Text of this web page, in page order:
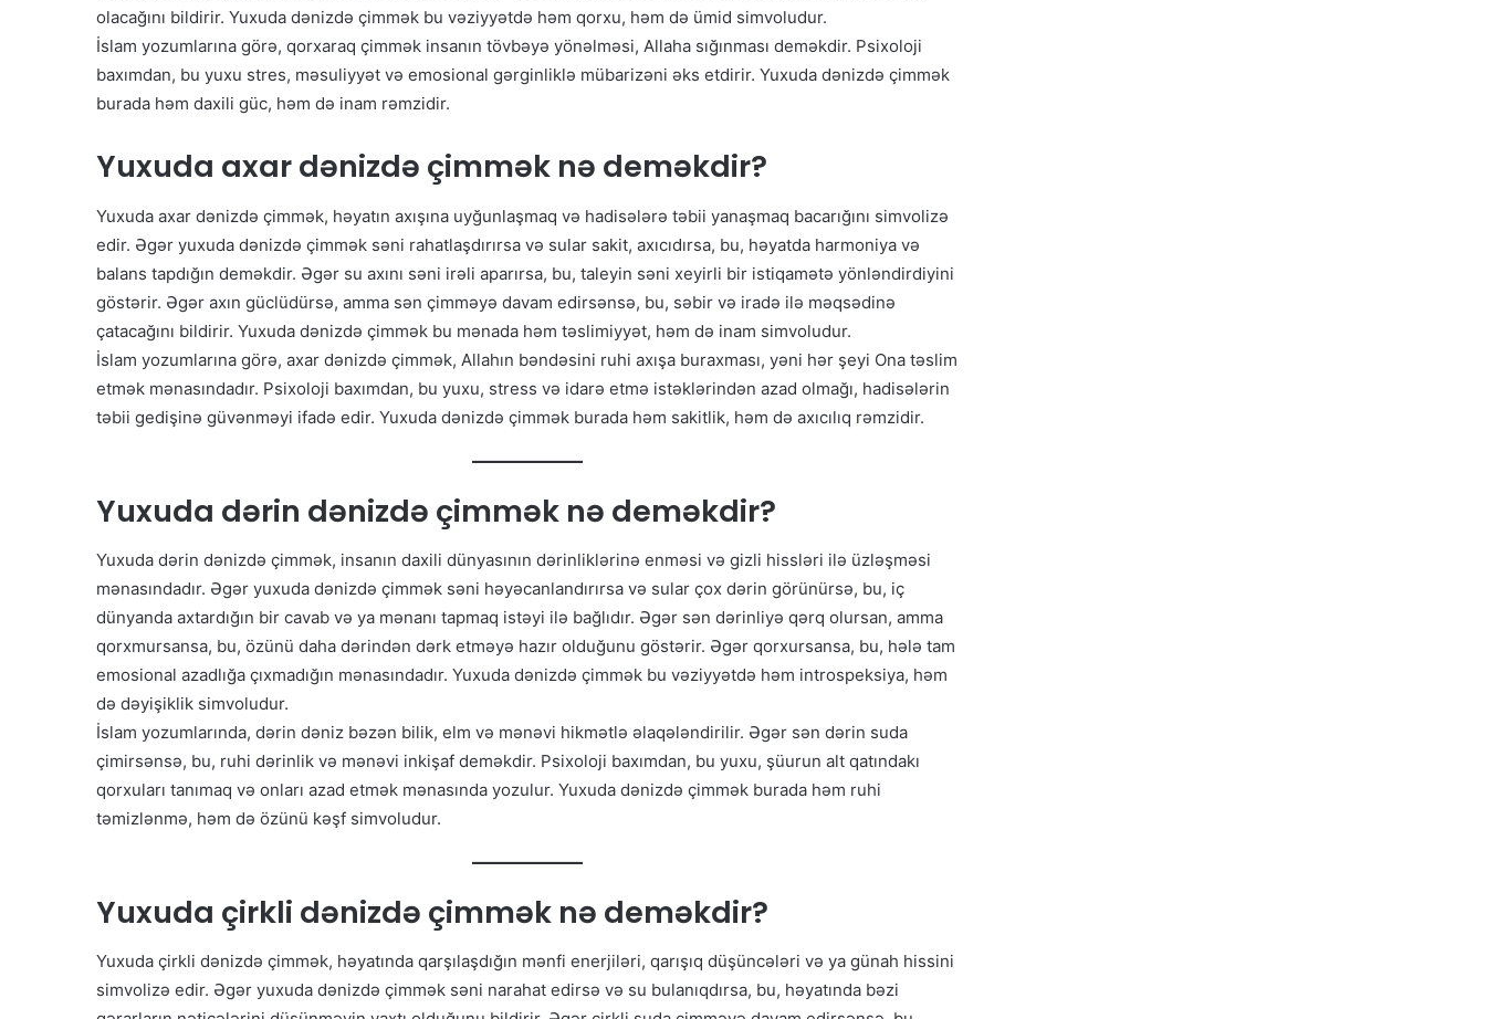
olacağını bildirir. Yuxuda dənizdə çimmək bu vəziyyətdə həm qorxu, həm də ümid simvoludur.
İslam yozumlarına görə, qorxaraq çimmək insanın tövbəyə yönəlməsi, Allaha sığınması deməkdir. Psixoloji
baxımdan, bu yuxu stres, məsuliyyət və emosional gərginliklə mübarizəni əks etdirir. Yuxuda dənizdə çimmək
burada həm daxili güc, həm də inam rəmzidir.
Yuxuda axar dənizdə çimmək nə deməkdir?
Yuxuda axar dənizdə çimmək, həyatın axışına uyğunlaşmaq və hadisələrə təbii yanaşmaq bacarığını simvolizə
edir. Əgər yuxuda dənizdə çimmək səni rahatlaşdırırsa və sular sakit, axıcıdırsa, bu, həyatda harmoniya və
balans tapdığın deməkdir. Əgər su axını səni irəli aparırsa, bu, taleyin səni xeyirli bir istiqamətə yönləndirdiyini
göstərir. Əgər axın güclüdürsə, amma sən çimməyə davam edirsənsə, bu, səbir və iradə ilə məqsədinə
çatacağını bildirir. Yuxuda dənizdə çimmək bu mənada həm təslimiyyət, həm də inam simvoludur.
İslam yozumlarına görə, axar dənizdə çimmək, Allahın bəndəsini ruhi axışa buraxması, yəni hər şeyi Ona təslim
etmək mənasındadır. Psixoloji baxımdan, bu yuxu, stress və idarə etmə istəklərindən azad olmağı, hadisələrin
təbii gedişinə güvənməyi ifadə edir. Yuxuda dənizdə çimmək burada həm sakitlik, həm də axıcılıq rəmzidir.
Yuxuda dərin dənizdə çimmək nə deməkdir?
Yuxuda dərin dənizdə çimmək, insanın daxili dünyasının dərinliklərinə enməsi və gizli hissləri ilə üzləşməsi
mənasındadır. Əgər yuxuda dənizdə çimmək səni həyəcanlandırırsa və sular çox dərin görünürsə, bu, iç
dünyanda axtardığın bir cavab və ya mənanı tapmaq istəyi ilə bağlıdır. Əgər sən dərinliyə qərq olursan, amma
qorxmursansa, bu, özünü daha dərindən dərk etməyə hazır olduğunu göstərir. Əgər qorxursansa, bu, hələ tam
emosional azadlığa çıxmadığın mənasındadır. Yuxuda dənizdə çimmək bu vəziyyətdə həm introspeksiya, həm
də dəyişiklik simvoludur.
İslam yozumlarında, dərin dəniz bəzən bilik, elm və mənəvi hikmətlə əlaqələndirilir. Əgər sən dərin suda
çimirsənsə, bu, ruhi dərinlik və mənəvi inkişaf deməkdir. Psixoloji baxımdan, bu yuxu, şüurun alt qatındakı
qorxuları tanımaq və onları azad etmək mənasında yozulur. Yuxuda dənizdə çimmək burada həm ruhi
təmizlənmə, həm də özünü kəşf simvoludur.
Yuxuda çirkli dənizdə çimmək nə deməkdir?
Yuxuda çirkli dənizdə çimmək, həyatında qarşılaşdığın mənfi enerjiləri, qarışıq düşüncələri və ya günah hissini
simvolizə edir. Əgər yuxuda dənizdə çimmək səni narahat edirsə və su bulanıqdırsa, bu, həyatında bəzi